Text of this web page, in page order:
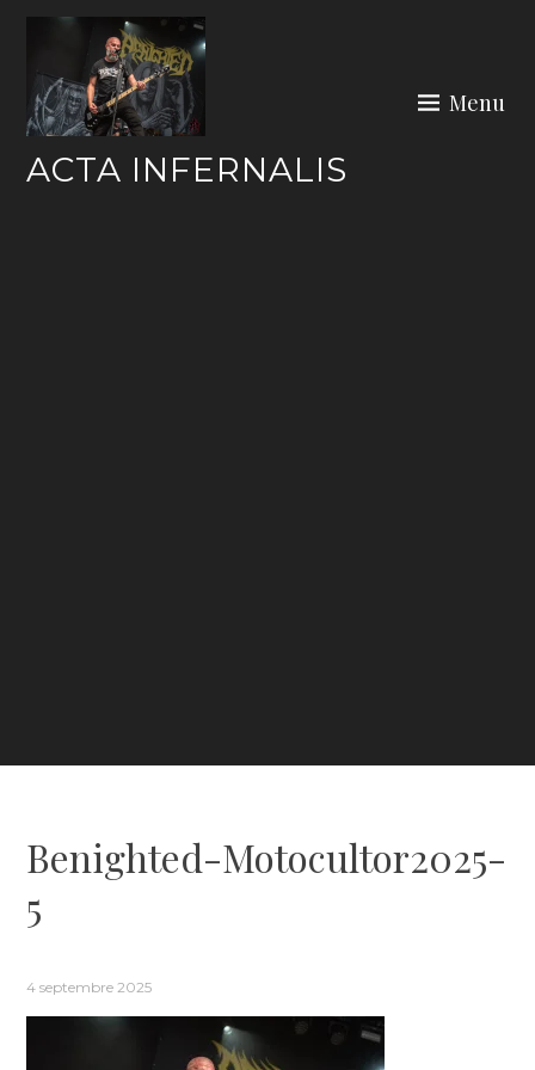
content
ACTA INFERNALIS
Menu
Benighted-Motocultor2025-
5
4 septembre 2025